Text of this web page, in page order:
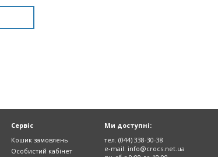
Сервіс
Кошик замовлень
Особистий кабінет
Ми доступні:
тел. (044) 338-30-38
e-mail: info@crocs.net.ua